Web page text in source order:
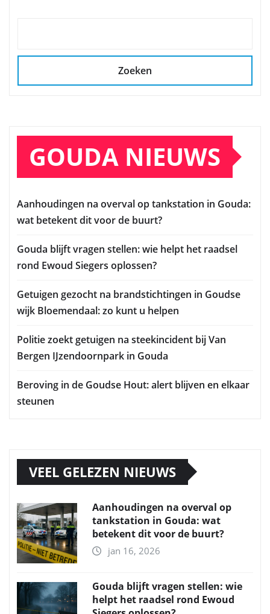
Zoeken
GOUDA NIEUWS
Aanhoudingen na overval op tankstation in Gouda:
wat betekent dit voor de buurt?
Gouda blijft vragen stellen: wie helpt het raadsel
rond Ewoud Siegers oplossen?
Getuigen gezocht na brandstichtingen in Goudse
wijk Bloemendaal: zo kunt u helpen
Politie zoekt getuigen na steekincident bij Van
Bergen IJzendoornpark in Gouda
Beroving in de Goudse Hout: alert blijven en elkaar
steunen
VEEL GELEZEN NIEUWS
Aanhoudingen na overval op
tankstation in Gouda: wat
betekent dit voor de buurt?
jan 16, 2026
Gouda blijft vragen stellen: wie
helpt het raadsel rond Ewoud